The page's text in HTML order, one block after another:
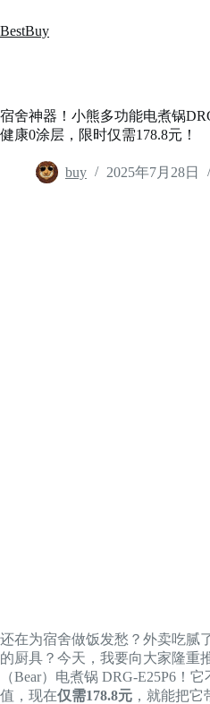
至
BestBuy
宿舍神器！小熊多功能电煮锅
健康0涂层，限时仅需178.8元！
buy 2025年7月28日
还在为宿舍做饭发愁？外卖吃腻
的厨具？今天，我要向大家隆
（Bear）电煮锅 DRG-E25P6！
值，现在仅需178.8元 ，就能把它